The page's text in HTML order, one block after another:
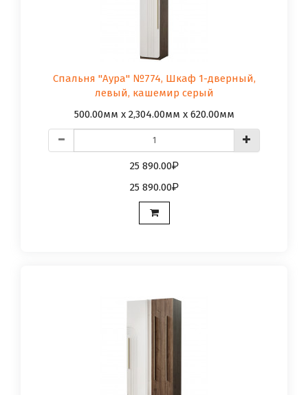
Спальня "Аура" №774, Шкаф 1-дверный,
левый, кашемир серый
500.00мм x 2,304.00мм x 620.00мм
25 890.00
25 890.00